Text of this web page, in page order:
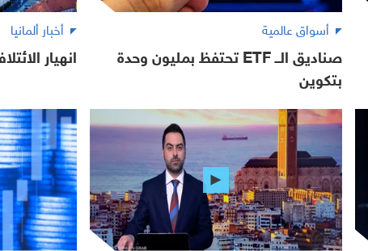
أسواق عالمية
صناديق الــ ETF تحتفظ بمليون وحدة
بتكوين
أخبار ألمانيا
انهيار